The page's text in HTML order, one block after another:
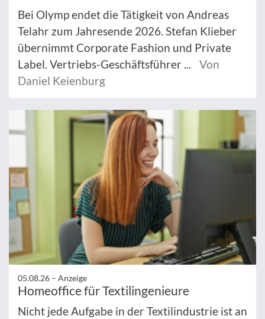
Bei Olymp endet die Tätigkeit von Andreas
Telahr zum Jahresende 2026. Stefan Klieber
übernimmt Corporate Fashion und Private
Label. Vertriebs-Geschäftsführer ...
Von
Daniel Keienburg
05.08.26 – Anzeige
Homeoffice für Textilingenieure
Nicht jede Aufgabe in der Textilindustrie ist an